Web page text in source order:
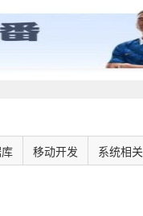
移动开发 系统相关